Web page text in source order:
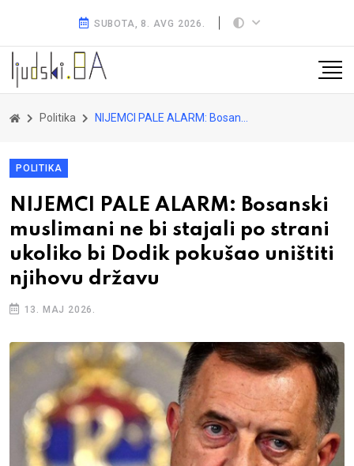
SUBOTA, 8. AVG 2026.
Politika NIJEMCI PALE ALARM: Bosanski muslimani ne bi stajali po strani ukoliko bi Dodik pokušao uništiti njihovu državu
POLITIKA
NIJEMCI PALE ALARM: Bosanski
muslimani ne bi stajali po strani
ukoliko bi Dodik pokušao uništiti
njihovu državu
13. MAJ 2026.